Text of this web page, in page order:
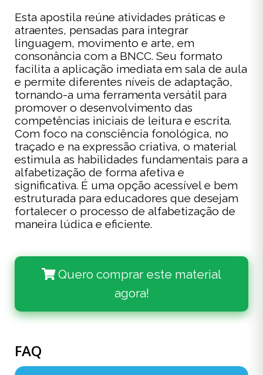
Esta apostila reúne atividades práticas e
atraentes, pensadas para integrar
linguagem, movimento e arte, em
consonância com a BNCC. Seu formato
facilita a aplicação imediata em sala de aula
e permite diferentes níveis de adaptação,
tornando-a uma ferramenta versátil para
promover o desenvolvimento das
competências iniciais de leitura e escrita.
Com foco na consciência fonológica, no
traçado e na expressão criativa, o material
estimula as habilidades fundamentais para a
alfabetização de forma afetiva e
significativa. É uma opção acessível e bem
estruturada para educadores que desejam
fortalecer o processo de alfabetização de
maneira lúdica e eficiente.
Quero comprar este material
agora!
FAQ